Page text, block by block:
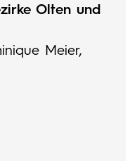
Olten und
Meier,